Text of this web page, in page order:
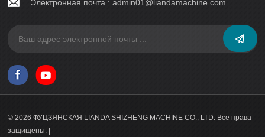
Электронная почта :admin01@liandamachine.com
© 2026 ФУЦЗЯНСКАЯ LIANDA SHIZHENG MACHINE CO., LTD. Все права
защищены. |